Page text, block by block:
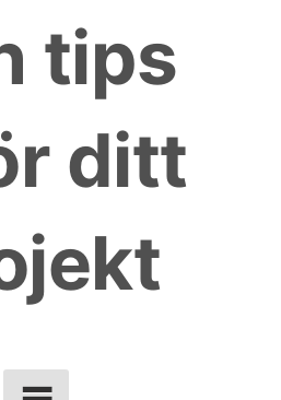
tips
ditt